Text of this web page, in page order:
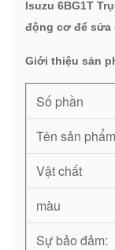
Isuzu 6BG1T
động cơ để sửa
Giới thiệu sản
Số phần
Tên sản
Vật chất
màu
Sự bảo đảm: